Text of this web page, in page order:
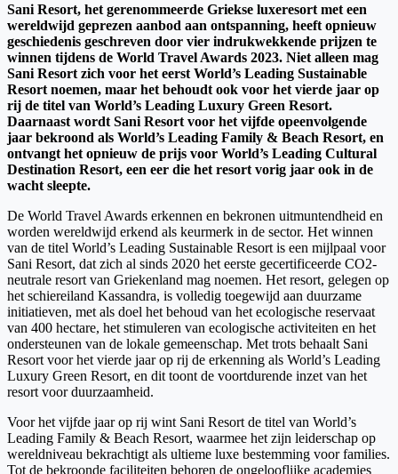
Sani Resort, het gerenommeerde Griekse luxeresort met een
wereldwijd geprezen aanbod aan ontspanning, heeft opnieuw
geschiedenis geschreven door vier indrukwekkende prijzen te
winnen tijdens de World Travel Awards 2023. Niet alleen mag
Sani Resort zich voor het eerst World’s Leading Sustainable
Resort noemen, maar het behoudt ook voor het vierde jaar op
rij de titel van World’s Leading Luxury Green Resort.
Daarnaast wordt Sani Resort voor het vijfde opeenvolgende
jaar bekroond als World’s Leading Family & Beach Resort, en
ontvangt het opnieuw de prijs voor World’s Leading Cultural
Destination Resort, een eer die het resort vorig jaar ook in de
wacht sleepte.
De World Travel Awards erkennen en bekronen uitmuntendheid en
worden wereldwijd erkend als keurmerk in de sector. Het winnen
van de titel World’s Leading Sustainable Resort is een mijlpaal voor
Sani Resort, dat zich al sinds 2020 het eerste gecertificeerde CO2-
neutrale resort van Griekenland mag noemen. Het resort, gelegen op
het schiereiland Kassandra, is volledig toegewijd aan duurzame
initiatieven, met als doel het behoud van het ecologische reservaat
van 400 hectare, het stimuleren van ecologische activiteiten en het
ondersteunen van de lokale gemeenschap. Met trots behaalt Sani
Resort voor het vierde jaar op rij de erkenning als World’s Leading
Luxury Green Resort, en dit toont de voortdurende inzet van het
resort voor duurzaamheid.
Voor het vijfde jaar op rij wint Sani Resort de titel van World’s
Leading Family & Beach Resort, waarmee het zijn leiderschap op
wereldniveau bekrachtigt als ultieme luxe bestemming voor families.
Tot de bekroonde faciliteiten behoren de ongelooflijke academies